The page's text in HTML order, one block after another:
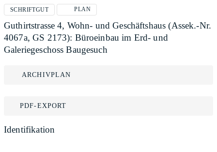
SCHRIFTGUT PLAN
Guthirtstrasse 4, Wohn- und Geschäftshaus (Assek.-Nr.
4067a, GS 2173): Büroeinbau im Erd- und
Galeriegeschoss Baugesuch
ARCHIVPLAN
PDF-EXPORT
Identifikation